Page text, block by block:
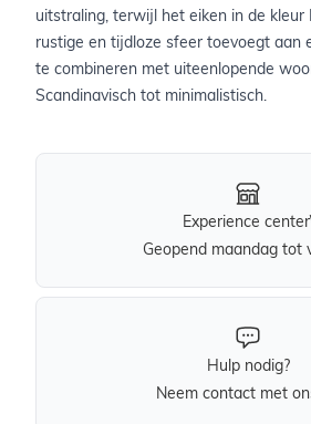
uitstraling, terwijl het eiken in de kleur
rustige en tijdloze sfeer toevoegt aan
te combineren met uiteenlopende
Scandinavisch tot minimalistisch.
Experience
Geopend maandag tot
Hulp nodig?
Neem contact met